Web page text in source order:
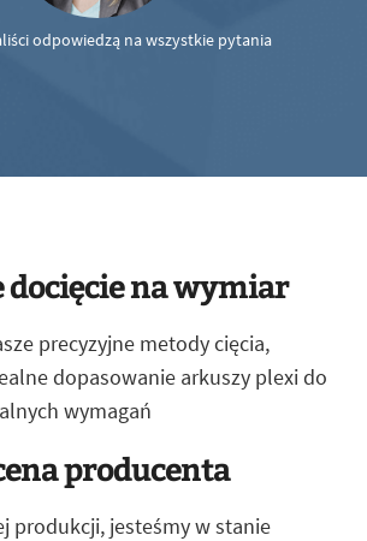
odpowiedzą na wszystkie pytania
docięcie na wymiar
precyzyjne metody cięcia,
dopasowanie arkuszy plexi do
wymagań
producenta
produkcji, jesteśmy w stanie